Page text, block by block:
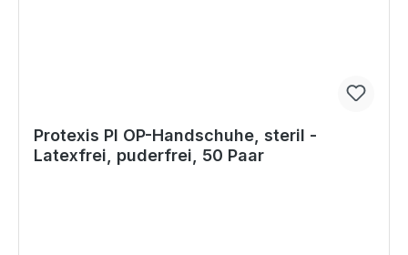
Protexis PI OP-Handschuhe, steril -
Latexfrei, puderfrei, 50 Paar